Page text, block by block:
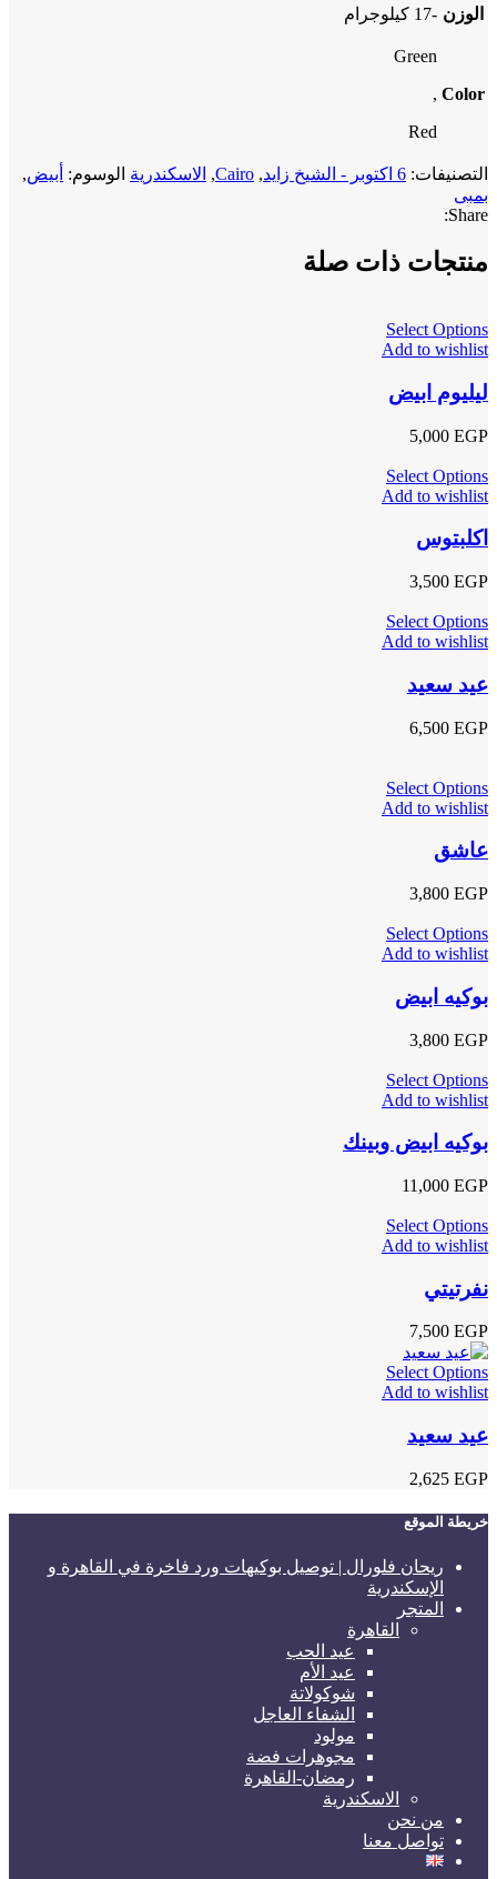
الوزن -17 كيلوجرام
Color
Green
,
Red
التصنيفات: 6 اكتوبر - الشيخ زايد ,
Cairo
, الاسكندرية الوسوم: أبيض,
بمبى
Share:
منتجات ذات صلة
Select Options
Add to wishlist
ليليوم ابيض
5,000 EGP
Select Options
Add to wishlist
اكلبتوس
3,500 EGP
Select Options
Add to wishlist
عيد سعيد
6,500 EGP
Select Options
Add to wishlist
عاشق
3,800 EGP
Select Options
Add to wishlist
بوكيه ابيض
3,800 EGP
Select Options
Add to wishlist
بوكيه ابيض وبينك
11,000 EGP
Select Options
Add to wishlist
نفرتيتي
7,500 EGP
Select Options
Add to wishlist
عيد سعيد
2,625 EGP
خريطة الموقع
ريحان فلورال | توصيل بوكيهات ورد فاخرة في القاهرة و
الإسكندرية
المتجر
القاهرة
عيد الحب
عيد الأم
شوكولاتة
الشفاء العاجل
مولود
مجوهرات فضة
رمضان-القاهرة
الاسكندرية
من نحن
تواصل معنا